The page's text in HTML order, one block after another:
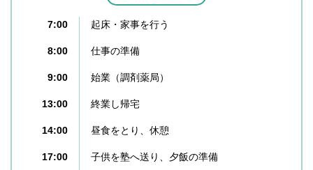
7:00 起床・家事を行う
8:00 仕事の準備
9:00 始業（調剤薬局）
13:00 終業し帰宅
14:00 昼食をとり、休憩
17:00 子供を塾へ送り、夕飯の準備